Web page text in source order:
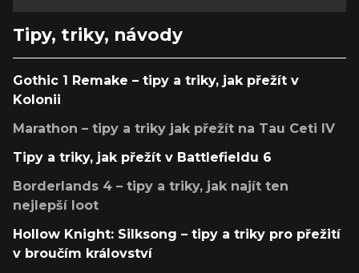
Tipy, triky, návody
Gothic 1 Remake – tipy a triky, jak přežít v
Kolonii
Marathon – tipy a triky jak přežít na Tau Ceti IV
Tipy a triky, jak přežít v Battlefieldu 6
Borderlands 4 – tipy a triky, jak najít ten
nejlepší loot
Hollow Knight: Silksong – tipy a triky pro přežití
v broučím království